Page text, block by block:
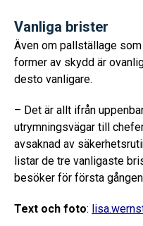
Vanliga brister
Även om pallställage
former av skydd är
desto vanligare.
– Det är allt ifrån
utrymningsvägar till
avsaknad av
listar de tre vanligaste
besöker för första
Text och foto: